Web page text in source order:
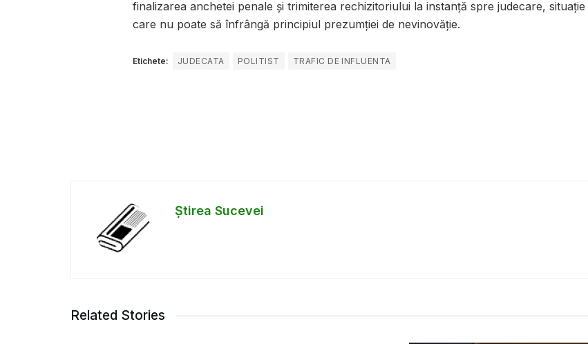
finalizarea anchetei penale și trimiterea rechizitoriului la instanță spre judecare, situație
care nu poate să înfrângă principiul prezumției de nevinovăție.
Etichete: JUDECATA POLITIST TRAFIC DE INFLUENTA
Știrea Sucevei
Related Stories